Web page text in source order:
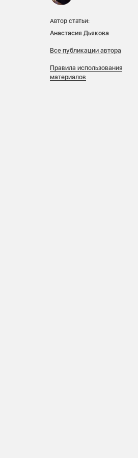
Автор статьи:
Анастасия Дьякова
Все публикации автора
Правила использования
материалов